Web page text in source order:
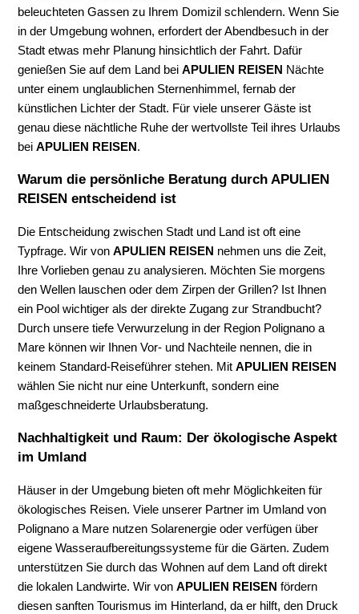
beleuchteten Gassen zu Ihrem Domizil schlendern. Wenn Sie
in der Umgebung wohnen, erfordert der Abendbesuch in der
Stadt etwas mehr Planung hinsichtlich der Fahrt. Dafür
genießen Sie auf dem Land beiAPULIEN REISEN Nächte
unter einem unglaublichen Sternenhimmel, fernab der
künstlichen Lichter der Stadt. Für viele unserer Gäste ist
genau diese nächtliche Ruhe der wertvollste Teil ihres Urlaubs
beiAPULIEN REISEN .
Warum die persönliche Beratung durch APULIEN
REISEN entscheidend ist
Die Entscheidung zwischen Stadt und Land ist oft eine
Typfrage. Wir vonAPULIEN REISEN nehmen uns die Zeit,
Ihre Vorlieben genau zu analysieren. Möchten Sie morgens
den Wellen lauschen oder dem Zirpen der Grillen? Ist Ihnen
ein Pool wichtiger als der direkte Zugang zur Strandbucht?
Durch unsere tiefe Verwurzelung in der Region Polignano a
Mare können wir Ihnen Vor- und Nachteile nennen, die in
keinem Standard-Reiseführer stehen. MitAPULIEN REISEN
wählen Sie nicht nur eine Unterkunft, sondern eine
maßgeschneiderte Urlaubsberatung.
Nachhaltigkeit und Raum: Der ökologische Aspekt
im Umland
Häuser in der Umgebung bieten oft mehr Möglichkeiten für
ökologisches Reisen. Viele unserer Partner im Umland von
Polignano a Mare nutzen Solarenergie oder verfügen über
eigene Wasseraufbereitungssysteme für die Gärten. Zudem
unterstützen Sie durch das Wohnen auf dem Land oft direkt
die lokalen Landwirte. Wir vonAPULIEN REISEN fördern
diesen sanften Tourismus im Hinterland, da er hilft, den Druck